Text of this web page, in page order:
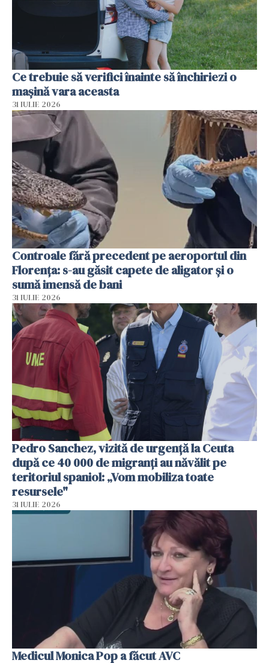
Ce trebuie să verifici înainte să închiriezi o
mașină vara aceasta
31 IULIE 2026
Controale fără precedent pe aeroportul din
Florența: s-au găsit capete de aligator și o
sumă imensă de bani
31 IULIE 2026
Pedro Sanchez, vizită de urgență la Ceuta
după ce 40 000 de migranți au năvălit pe
teritoriul spaniol: „Vom mobiliza toate
resursele"
31 IULIE 2026
Medicul Monica Pop a făcut AVC